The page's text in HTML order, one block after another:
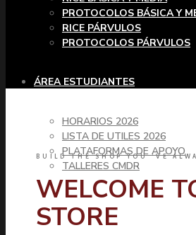
PROTOCOLOS BÁSICA Y
RICE PÁRVULOS
PROTOCOLOS PÁRVULOS
ÁREA ESTUDIANTES
HORARIOS 2026
LISTA DE UTILES 2026
PLATAFORMAS DE APOYO
TALLERES CMDR
BUILD THE SHOP YOU ’VE
WELCOME
STORE